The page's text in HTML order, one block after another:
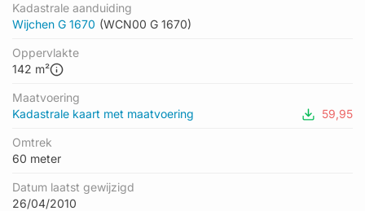
Kadastrale aanduiding
Wijchen G 1670 (WCN00 G 1670)
Oppervlakte
142 m²
Maatvoering
Kadastrale kaart met maatvoering
59,95
Omtrek
60 meter
Datum laatst gewijzigd
26/04/2010